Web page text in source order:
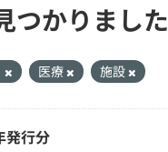
つかりました
医療 施設
発行分